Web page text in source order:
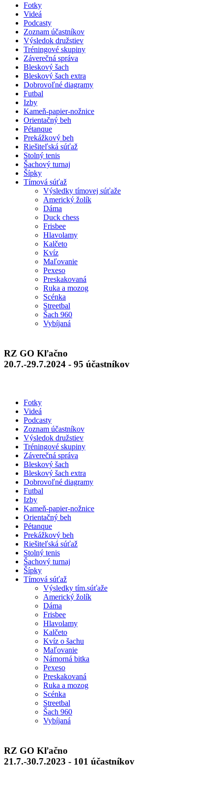
Fotky
Videá
Podcasty
Zoznam účastníkov
Výsledok družstiev
Tréningové skupiny
Záverečná správa
Bleskový šach
Bleskový šach extra
Dobrovoľné diagramy
Futbal
Izby
Kameň-papier-nožnice
Orientačný beh
Pétanque
Prekážkový beh
Riešiteľská súťaž
Stolný tenis
Šachový turnaj
Šípky
Tímová súťaž
Výsledky tímovej súťaže
Americký žolík
Dáma
Duck chess
Frisbee
Hlavolamy
Kalčeto
Kvíz
Maľovanie
Pexeso
Preskakovaná
Ruka a mozog
Scénka
Streetbal
Šach 960
Vybíjaná
RZ GO Kľačno
20.7.-29.7.2024 - 95 účastníkov
Fotky
Videá
Podcasty
Zoznam účastníkov
Výsledok družstiev
Tréningové skupiny
Záverečná správa
Bleskový šach
Bleskový šach extra
Dobrovoľné diagramy
Futbal
Izby
Kameň-papier-nožnice
Orientačný beh
Pétanque
Prekážkový beh
Riešiteľská súťaž
Stolný tenis
Šachový turnaj
Šípky
Tímová súťaž
Výsledky tím.súťaže
Americký žolík
Dáma
Frisbee
Hlavolamy
Kalčeto
Kvíz o šachu
Maľovanie
Námorná bitka
Pexeso
Preskakovaná
Ruka a mozog
Scénka
Streetbal
Šach 960
Vybíjaná
RZ GO Kľačno
21.7.-30.7.2023 - 101 účastníkov